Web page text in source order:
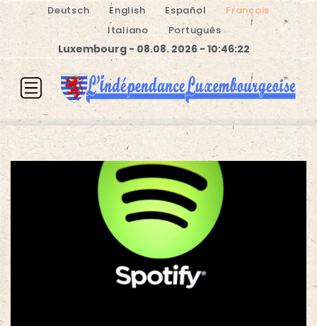
Deutsch English Español
Français
Italiano
Português
Luxembourg - 08.08. 2026 - 10:46:22